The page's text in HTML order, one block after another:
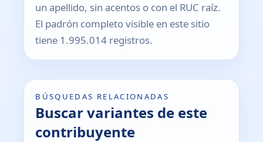
un apellido, sin acentos o con el RUC raíz.
El padrón completo visible en este sitio
tiene 1.995.014 registros.
BÚSQUEDAS RELACIONADAS
Buscar variantes de este
contribuyente